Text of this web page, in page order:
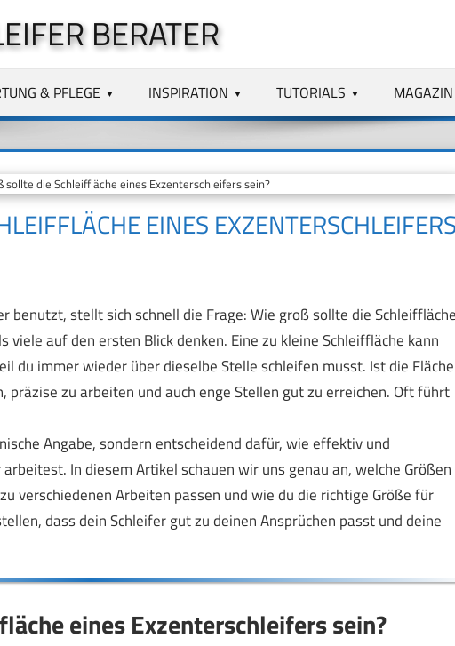
BERATER
& PFLEGE INSPIRATION TUTORIALS MAGAZIN
die Schleiffläche eines Exzenterschleifers sein?
EINES EXZENTERSCHLEIFERS
benutzt, stellt sich schnell die Frage: Wie groß sollte die
auf den ersten Blick denken. Eine zu kleine Schleiffläche kann
du immer wieder über dieselbe Stelle schleifen musst. Ist die Fläche
präzise zu arbeiten und auch enge Stellen gut zu erreichen. Oft führt
Angabe, sondern entscheidend dafür, wie effektiv und
In diesem Artikel schauen wir uns genau an, welche Größen
verschiedenen Arbeiten passen und wie du die richtige Größe für
dass dein Schleifer gut zu deinen Ansprüchen passt und deine
eines Exzenterschleifers sein?